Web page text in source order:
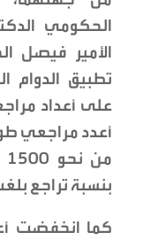
الحكومي
الأمير فيصل
تطبيق الدوام
على أعداد
أعدد مراجعي
بنسبة تراجع بلغت 26
كما انخفضت